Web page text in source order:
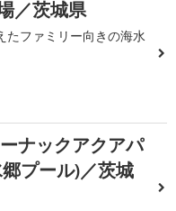
／茨城県
たファミリー向きの海水
ナックアクアパ
プール)／茨城